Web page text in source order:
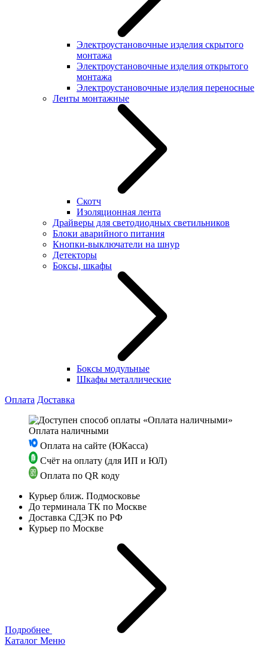
Электроустановочные изделия скрытого
монтажа
Электроустановочные изделия открытого
монтажа
Электроустановочные изделия переносные
Ленты монтажные
Скотч
Изоляционная лента
Драйверы для светодиодных светильников
Блоки аварийного питания
Кнопки-выключатели на шнур
Детекторы
Боксы, шкафы
Боксы модульные
Шкафы металлические
Оплата Доставка
Оплата наличными
Оплата на сайте (ЮКасса)
Счёт на оплату (для ИП и ЮЛ)
Оплата по QR коду
Курьер ближ. Подмосковье
До терминала ТК по Москве
Доставка СДЭК по РФ
Курьер по Москве
Подробнее
Каталог Меню